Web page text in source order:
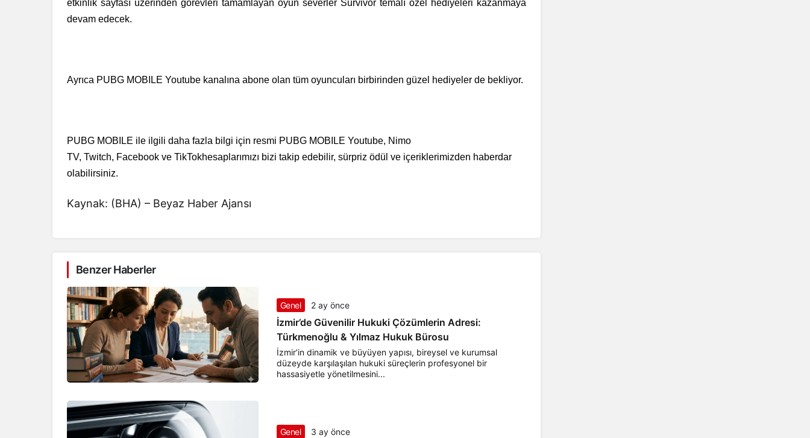
etkinlik sayfası üzerinden görevleri tamamlayan oyun severler Survivor temalı özel hediyeleri kazanmaya
devam edecek.
Ayrıca PUBG MOBILE Youtube kanalına abone olan tüm oyuncuları birbirinden güzel hediyeler de bekliyor.
PUBG MOBILE ile ilgili daha fazla bilgi için resmi PUBG MOBILE Youtube, Nimo
TV, Twitch, Facebook ve TikTokhesaplarımızı bizi takip edebilir, sürpriz ödül ve içeriklerimizden haberdar
olabilirsiniz.
Kaynak: (BHA) – Beyaz Haber Ajansı
Benzer Haberler
Genel 2 ay önce
İzmir’de Güvenilir Hukuki Çözümlerin Adresi:
Türkmenoğlu & Yılmaz Hukuk Bürosu
İzmir’in dinamik ve büyüyen yapısı, bireysel ve kurumsal
düzeyde karşılaşılan hukuki süreçlerin profesyonel bir
hassasiyetle yönetilmesini...
Genel 3 ay önce